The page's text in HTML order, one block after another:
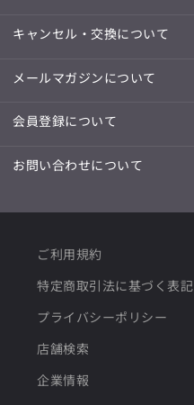
キャンセル・交換について
メールマガジンについて
会員登録について
お問い合わせについて
ご利用規約
特定商取引法に基づく表記
プライバシーポリシー
店舗検索
企業情報